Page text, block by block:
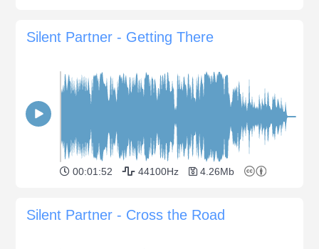
Silent Partner - Getting There
00:01:52 44100Hz 4.26Mb
Silent Partner - Cross the Road